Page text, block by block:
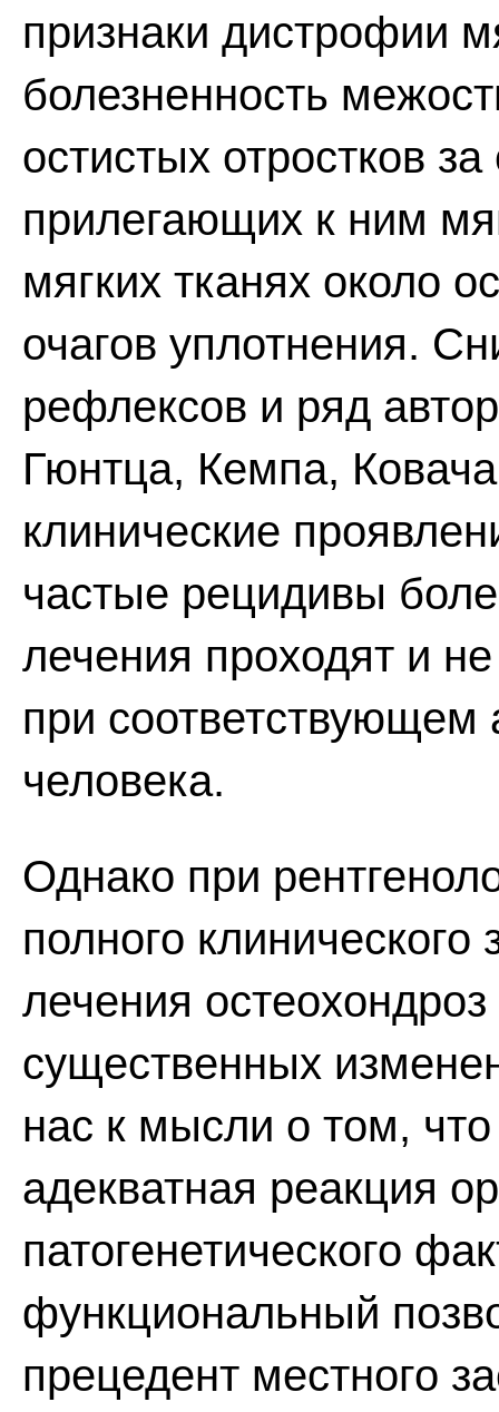
признаки дистрофии
болезненность
остистых отростков
прилегающих к ним
мягких тканях около
очагов уплотнения.
рефлексов и ряд
Гюнтца, Кемпа,
клинические
частые рецидивы
лечения проходят и
при соответствующем
человека.
Однако при
полного клинического
лечения
существенных
нас к мысли о том, что
адекватная реакция
патогенетического
функциональный
прецедент местного